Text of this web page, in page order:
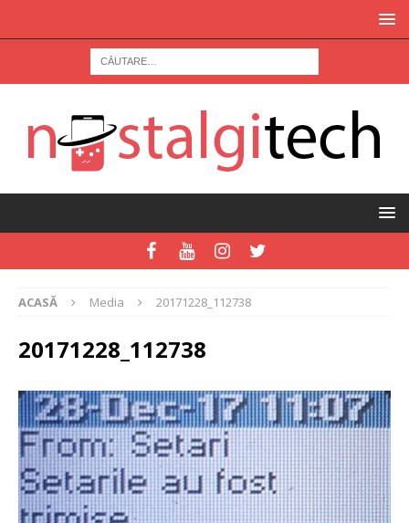
ACASĂ Media 20171228_112738
20171228_112738